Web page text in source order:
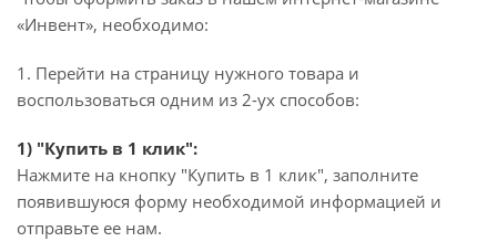
«Инвент», необходимо:
1. Перейти на страницу нужного товара и
воспользоваться одним из 2-ух способов:
1) "Купить в 1 клик":
Нажмите на кнопку "Купить в 1 клик", заполните
появившуюся форму необходимой информацией и
отправьте ее нам.